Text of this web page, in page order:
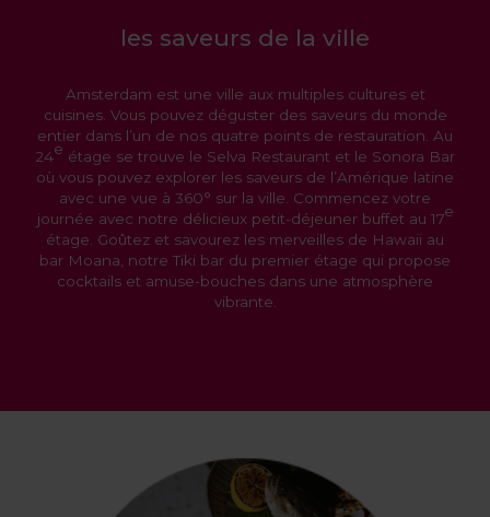
les saveurs de la ville
Amsterdam est une ville aux multiples cultures et
cuisines. Vous pouvez déguster des saveurs du monde
entier dans l’un de nos quatre points de restauration. Au
24e étage se trouve le Selva Restaurant et le Sonora Bar
où vous pouvez explorer les saveurs de l’Amérique latine
avec une vue à 360° sur la ville. Commencez votre
journée avec notre délicieux petit-déjeuner buffet au 17e
étage. Goûtez et savourez les merveilles de Hawaii au
bar Moana, notre Tiki bar du premier étage qui propose
cocktails et amuse-bouches dans une atmosphère
vibrante.